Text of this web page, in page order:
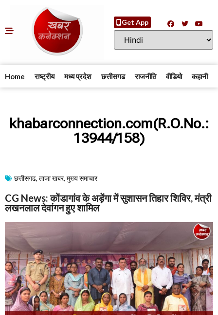
Get App
Home राष्ट्रीय मध्य प्रदेश छत्तीसगढ राजनीति वीडियो कहानी
khabarconnection.com(R.O.No.:
13944/158)
छत्तीसगढ, ताजा खबर, मुख्य समाचार​
CG News: कोंडागांव के अड़ेंगा में सुशासन तिहार शिविर, मंत्री
लखनलाल देवांगन हुए शामिल